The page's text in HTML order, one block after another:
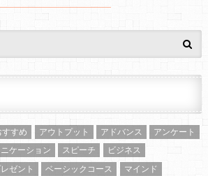
すすめ アウトプット アドバンス
アンケート
ケーション スピーチ
ビジネス
ゼント ベーシックコース
マインド